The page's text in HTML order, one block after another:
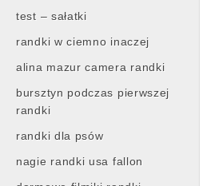
test – sałatki
randki w ciemno inaczej
alina mazur camera randki
bursztyn podczas pierwszej
randki
randki dla psów
nagie randki usa fallon